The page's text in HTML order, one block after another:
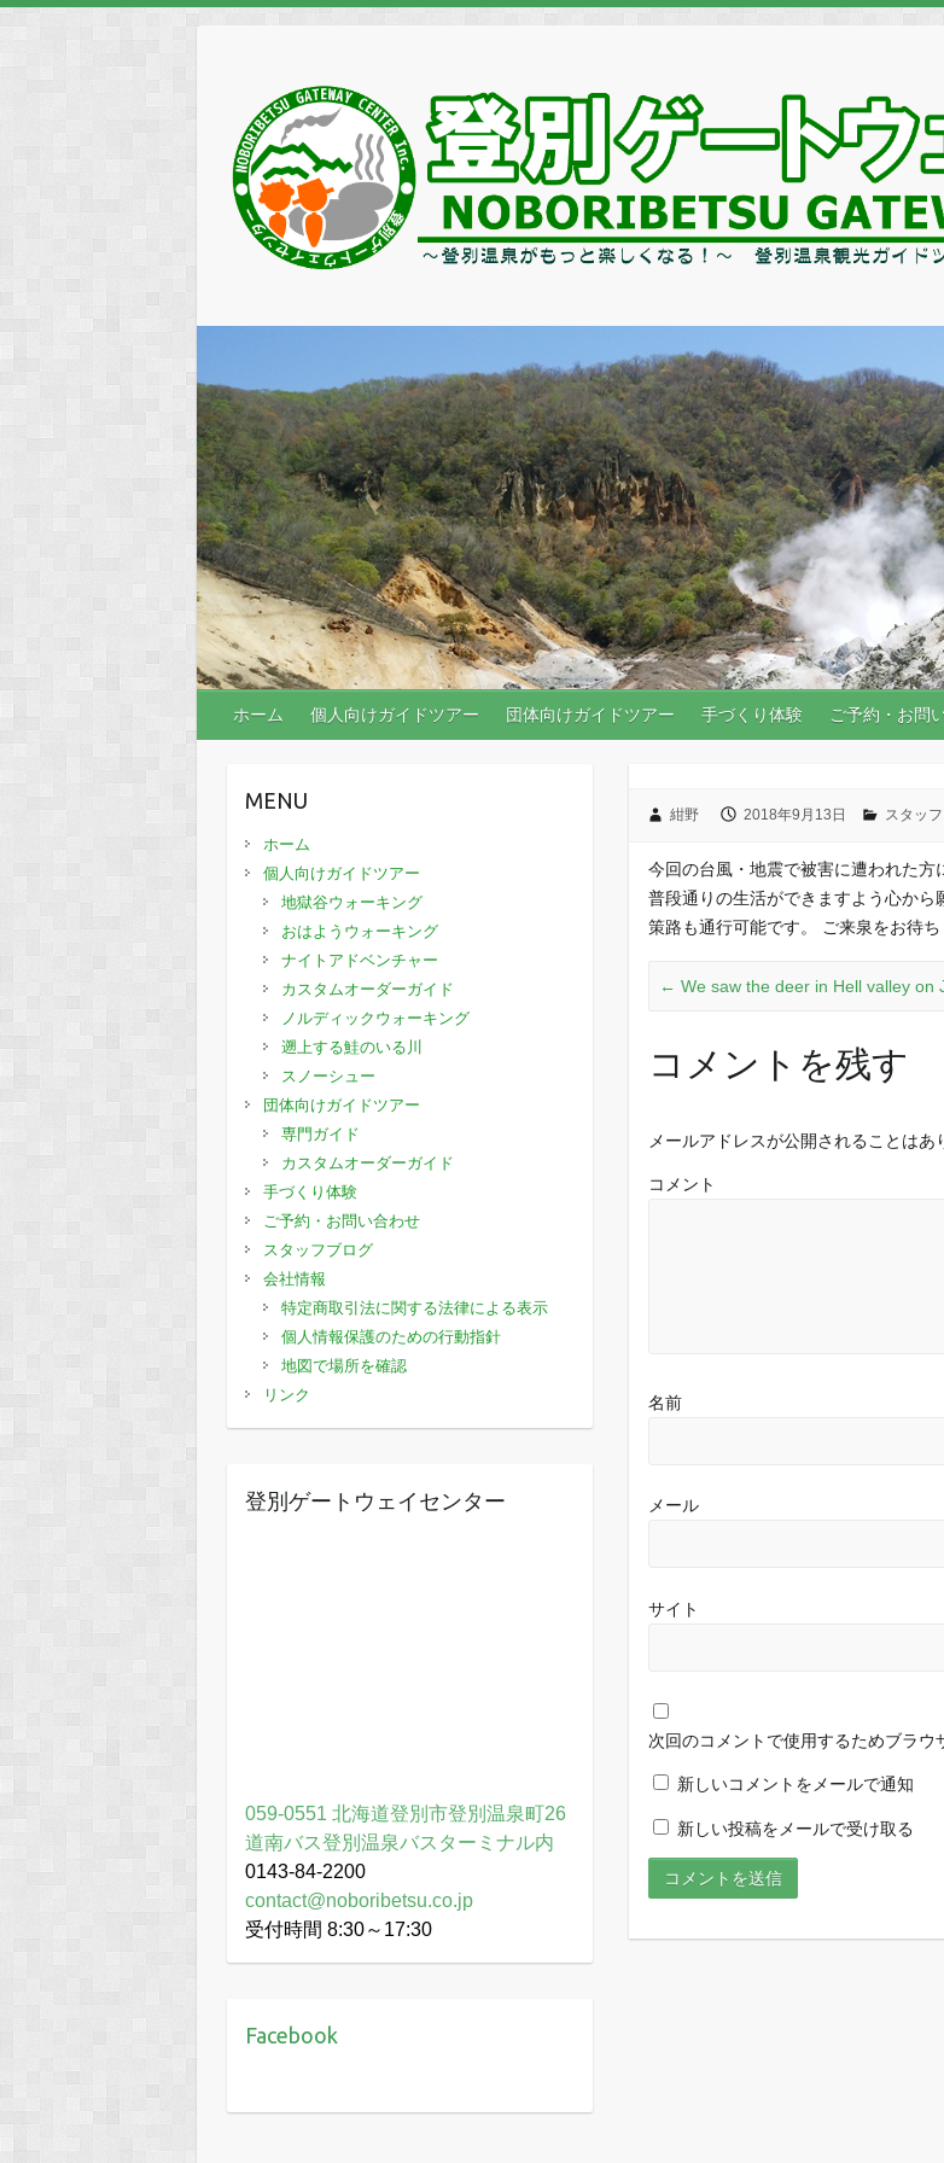
ホーム 個人向けガイドツアー 団体向けガイドツアー 手づくり体験 ご予約・お問
紺野 2018年9月13日 スタッ
今回の台風・地震で被害に遭われた方
普段通りの生活ができますよう心か
策路も通行可能です。 ご来泉をお待ち
← We saw the deer in Hell valley on
コメントを残す
メールアドレスが公開されることはあ
コメント
名前
メール
サイト
次回のコメントで使用するためブラウ
新しいコメントをメールで通知
新しい投稿をメールで受け取る
MENU
ホーム
個人向けガイドツアー
地獄谷ウォーキング
おはようウォーキング
ナイトアドベンチャー
カスタムオーダーガイド
ノルディックウォーキング
遡上する鮭のいる川
スノーシュー
団体向けガイドツアー
専門ガイド
カスタムオーダーガイド
手づくり体験
ご予約・お問い合わせ
スタッフブログ
会社情報
特定商取引法に関する法律による表示
個人情報保護のための行動指針
地図で場所を確認
リンク
登別ゲートウェイセンター
059-0551 北海道登別市登別温泉町26
道南バス登別温泉バスターミナル内
0143-84-2200
contact@noboribetsu.co.jp
受付時間 8:30～17:30
Facebook